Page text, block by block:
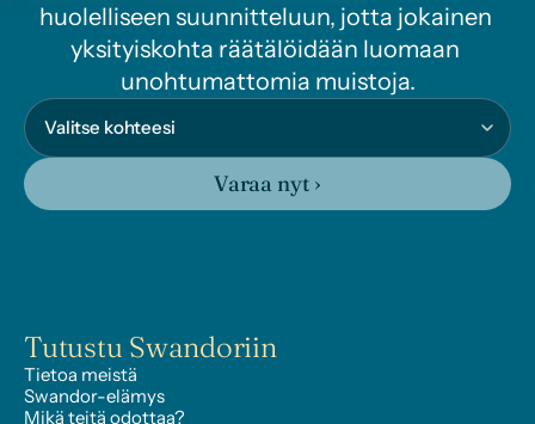
huolelliseen suunnitteluun, jotta jokainen
yksityiskohta räätälöidään luomaan
unohtumattomia muistoja.
Varaa nyt ›
Tutustu Swandoriin
Tietoa meistä
Swandor-elämys
Mikä teitä odottaa?